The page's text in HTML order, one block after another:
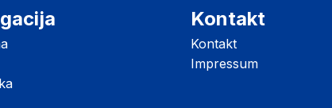
Kontakt
Kontakt
Impressum